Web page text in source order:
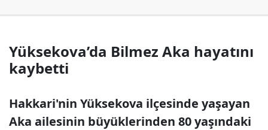
Yüksekova’da Bilmez Aka hayatını
kaybetti
Hakkari'nin Yüksekova ilçesinde yaşayan
Aka ailesinin büyüklerinden 80 yaşındaki